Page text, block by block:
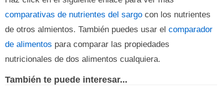
comparativas de nutrientes del sargo con los nutrientes
de otros almientos. También puedes usar el comparador
de alimentos para comparar las propiedades
nutricionales de dos alimentos cualquiera.
También te puede interesar...